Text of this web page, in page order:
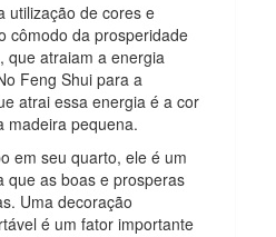
utilização de cores e
cômodo da prosperidade
que atraiam a energia
Feng Shui para a
atrai essa energia é a cor
madeira pequena.
em seu quarto, ele é um
que as boas e prosperas
Uma decoração
é um fator importante